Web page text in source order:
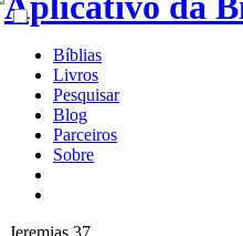
Bíblias
Livros
Pesquisar
Blog
Parceiros
Sobre
Jeremias 37